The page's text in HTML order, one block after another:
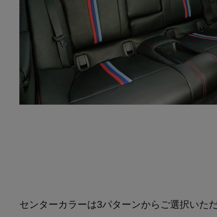
センターカラーは3パターンからご選択いた